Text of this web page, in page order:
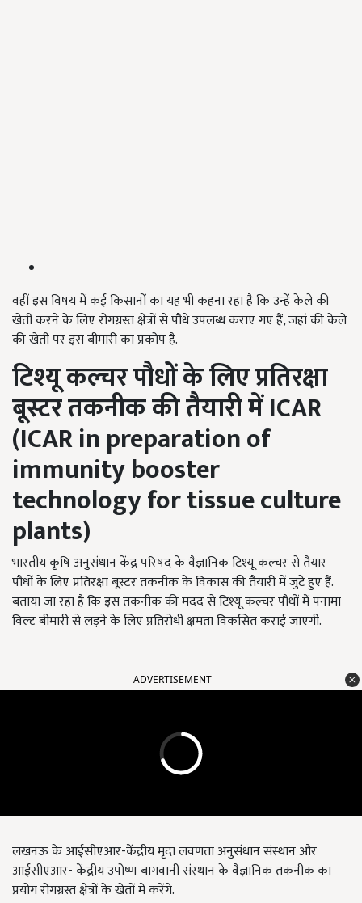
वहीं इस विषय में कई किसानों का यह भी कहना रहा है कि उन्हें केले की
खेती करने के लिए रोगग्रस्त क्षेत्रों से पौधे उपलब्ध कराए गए हैं, जहां की केले
की खेती पर इस बीमारी का प्रकोप है.
टिश्यू कल्चर पौधों के लिए प्रतिरक्षा
बूस्टर तकनीक की तैयारी मेंICAR
(ICAR in preparation of
immunity booster
technology for tissue culture
plants)
भारतीय कृषि अनुसंधान केंद्र परिषद के वैज्ञानिक टिश्यू कल्चर से तैयार
पौधों के लिए प्रतिरक्षा बूस्टर तकनीक के विकास की तैयारी में जुटे हुए हैं.
बताया जा रहा है कि इस तकनीक की मदद से टिश्यू कल्चर पौधों में पनामा
विल्ट बीमारी से लड़ने के लिए प्रतिरोधी क्षमता विकसित कराई जाएगी.
ADVERTISEMENT
लखनऊ के आईसीएआर-केंद्रीय मृदा लवणता अनुसंधान संस्थान और
आईसीएआर- केंद्रीय उपोष्ण बागवानी संस्थान के वैज्ञानिक तकनीक का
प्रयोग रोगग्रस्त क्षेत्रों के खेतों में करेंगे.